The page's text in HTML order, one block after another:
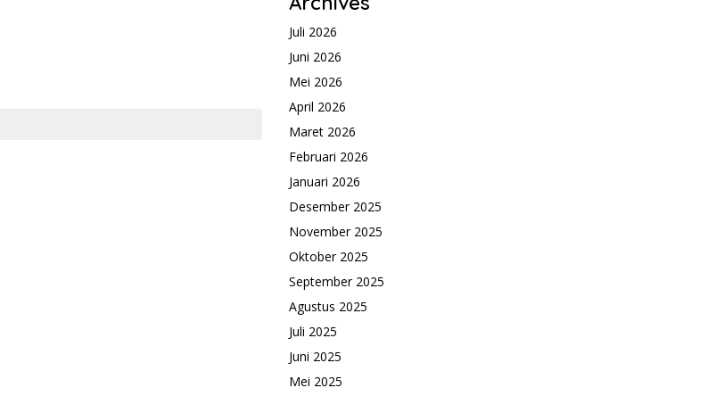
Juli 2026
Juni 2026
Mei 2026
April 2026
Maret 2026
Februari 2026
Januari 2026
Desember 2025
November 2025
Oktober 2025
September 2025
Agustus 2025
Juli 2025
Juni 2025
Mei 2025